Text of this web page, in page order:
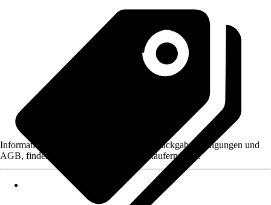
Informationen des Verkäufers, wie z. B. Rückgabebedingungen und
AGB, finden Sie bei Klick auf den Verkäufernamen.